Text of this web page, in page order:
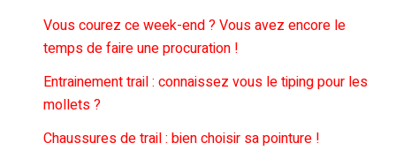
Vous courez ce week-end ? Vous avez encore le
temps de faire une procuration !
Entrainement trail : connaissez vous le tiping pour les
mollets ?
Chaussures de trail : bien choisir sa pointure !